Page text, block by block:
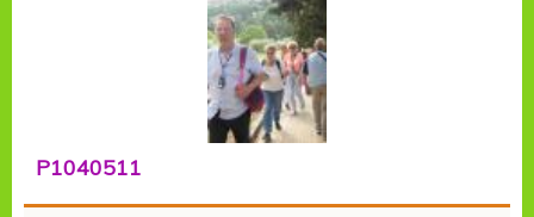
P1040511